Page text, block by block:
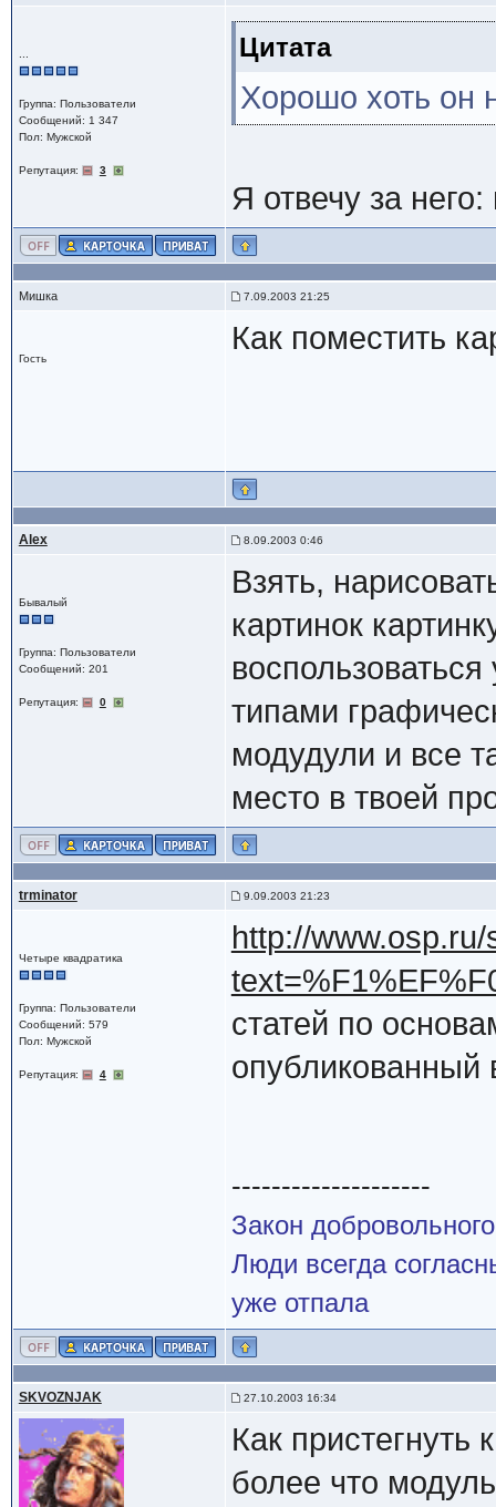
Группа: Пользователи
Сообщений: 1 347
Пол: Мужской
Репутация: 3
Цитата
Хорошо хоть он
Я отвечу за него:
Мишка 7.09.2003 21:25
Гость
Как поместить
Alex 8.09.2003 0:46
Бывалый
Группа: Пользователи
Сообщений: 201
Репутация: 0
Взять,
картинок
типами
модудули и все
место в твоей
trminator 9.09.2003 21:23
Четыре квадратика
Группа: Пользователи
Сообщений: 579
Пол: Мужской
Репутация: 4
http://
статей по
--------------------
Закон
Люди всегда
уже отпала
SKVOZNJAK 27.10.2003 16:34
Как пристегнуть
более что